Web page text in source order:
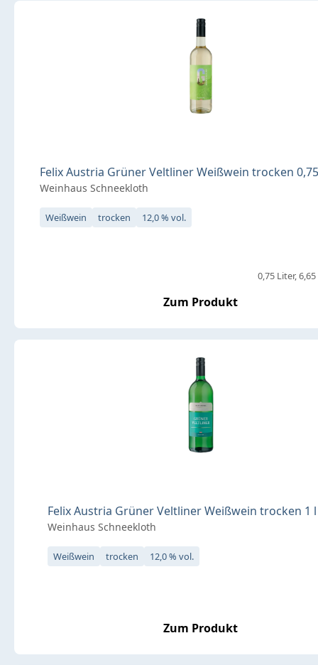
Felix Austria Grüner Veltliner Weißwein trocken
Weinhaus Schneekloth
Weißwein trocken 12,0 % vol.
0,75 Liter
Zum Produkt
Felix Austria Grüner Veltliner Weißwein trocken 1
Weinhaus Schneekloth
Weißwein trocken 12,0 % vol.
Zum Produkt